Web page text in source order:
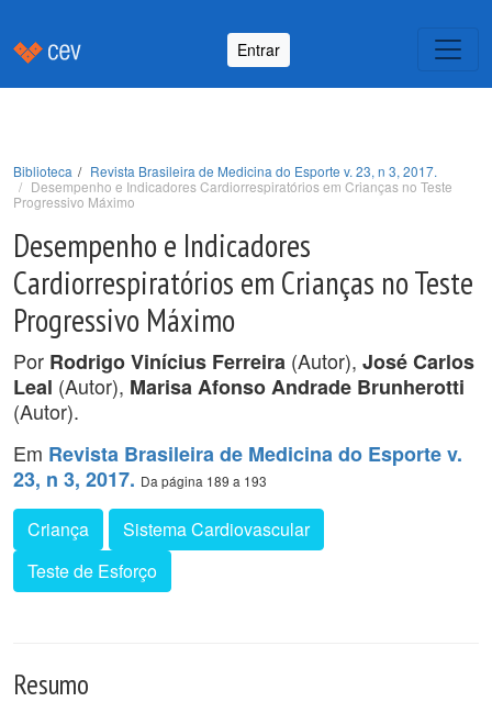
Entrar
Biblioteca
Revista Brasileira de Medicina do Esporte v. 23, n 3, 2017.
Desempenho e Indicadores Cardiorrespiratórios em Crianças no Teste
Progressivo Máximo
Desempenho e Indicadores
Cardiorrespiratórios em Crianças no Teste
Progressivo Máximo
Por Rodrigo Vinícius Ferreira (Autor), José Carlos
Leal (Autor), Marisa Afonso Andrade Brunherotti
(Autor).
Em Revista Brasileira de Medicina do Esporte v.
23, n 3, 2017. Da página 189 a 193
Criança
Sistema Cardiovascular
Teste de Esforço
Resumo